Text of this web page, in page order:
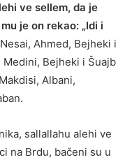
ve sellem, da je
je on rekao: „Idi i
Ahmed, Bejheki i
Medini, Bejheki i Šuajb
Albani,
sallallahu alehi ve
na Brdu, bačeni su u